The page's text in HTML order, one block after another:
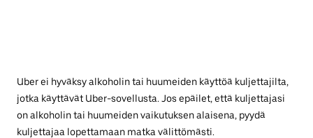
Uber ei hyväksy alkoholin tai huumeiden käyttöä kuljettajilta,
jotka käyttävät Uber-sovellusta. Jos epäilet, että kuljettajasi
on alkoholin tai huumeiden vaikutuksen alaisena, pyydä
kuljettajaa lopettamaan matka välittömästi.